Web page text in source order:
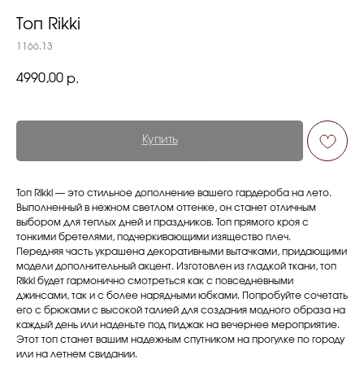
Топ Rikki
1166.13
4990,00 р.
Купить
Топ Rikki — это стильное дополнение вашего гардероба на лето.
Выполненный в нежном светлом оттенке, он станет отличным
выбором для теплых дней и праздников. Топ прямого кроя с
тонкими бретелями, подчеркивающими изящество плеч.
Передняя часть украшена декоративными вытачками, придающими
модели дополнительный акцент. Изготовлен из гладкой ткани, топ
Rikki будет гармонично смотреться как с повседневными
джинсами, так и с более нарядными юбками. Попробуйте сочетать
его с брюками с высокой талией для создания модного образа на
каждый день или наденьте под пиджак на вечернее мероприятие.
Этот топ станет вашим надежным спутником на прогулке по городу
или на летнем свидании.